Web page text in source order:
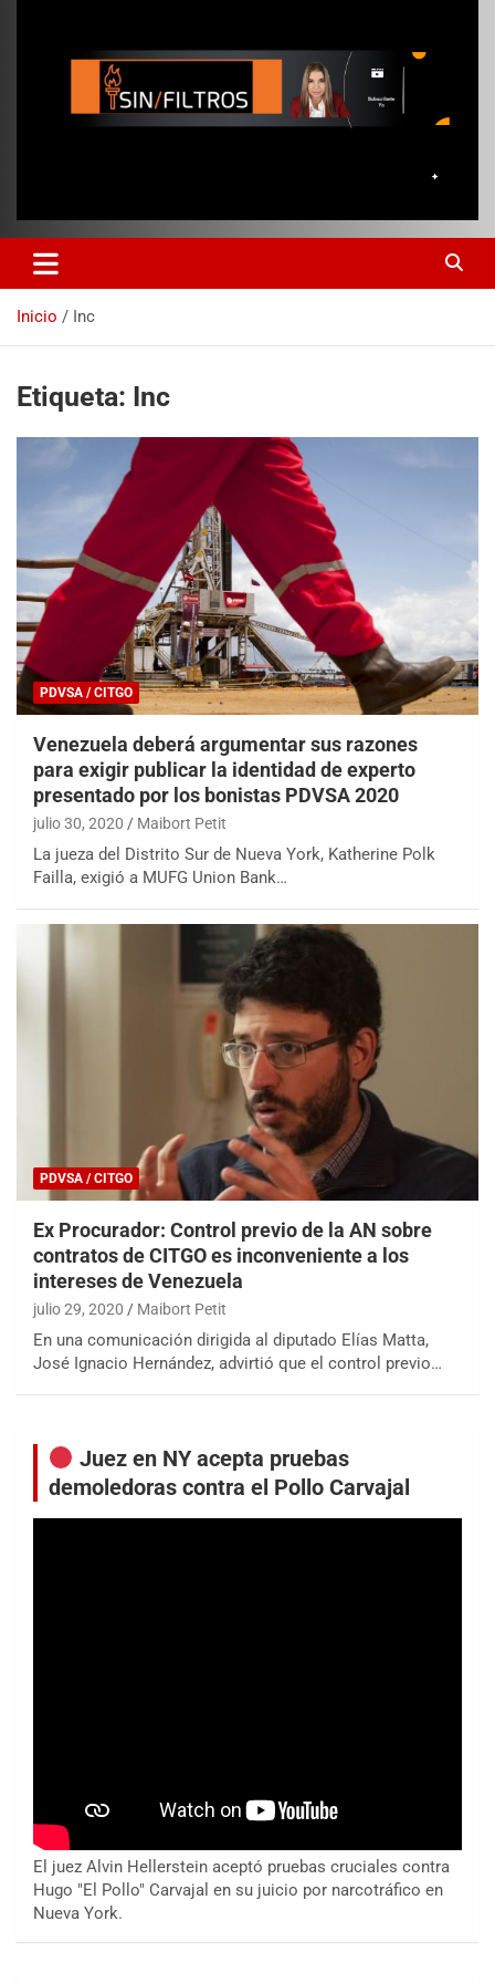
Inicio Inc
Etiqueta: Inc
PDVSA / CITGO
Venezuela deberá argumentar sus razones
para exigir publicar la identidad de experto
presentado por los bonistas PDVSA 2020
julio 30, 2020 Maibort Petit
La jueza del Distrito Sur de Nueva York, Katherine Polk
Failla, exigió a MUFG Union Bank…
PDVSA / CITGO
Ex Procurador: Control previo de la AN sobre
contratos de CITGO es inconveniente a los
intereses de Venezuela
julio 29, 2020 Maibort Petit
En una comunicación dirigida al diputado Elías Matta,
José Ignacio Hernández, advirtió que el control previo…
Juez en NY acepta pruebas
demoledoras contra el Pollo Carvajal
El juez Alvin Hellerstein aceptó pruebas cruciales contra
Hugo "El Pollo" Carvajal en su juicio por narcotráfico en
Nueva York.